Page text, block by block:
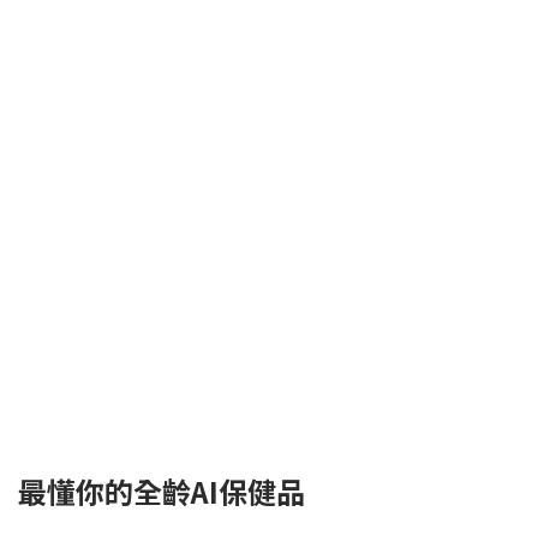
最懂你的全齡AI保健品